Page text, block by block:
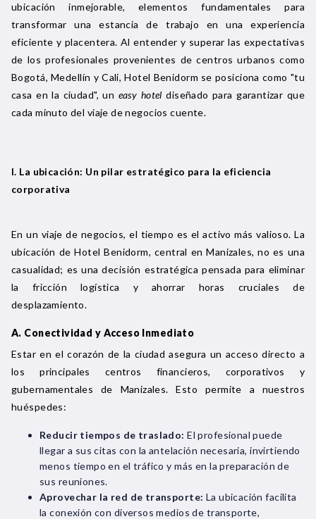
ubicación inmejorable, elementos fundamentales para
transformar una estancia de trabajo en una experiencia
eficiente y placentera. Al entender y superar las expectativas
de los profesionales provenientes de centros urbanos como
Bogotá, Medellín y Cali, Hotel Benidorm se posiciona como "tu
casa en la ciudad", un easy hotel diseñado para garantizar que
cada minuto del viaje de negocios cuente.
I. La ubicación: Un pilar estratégico para la eficiencia
corporativa
En un viaje de negocios, el tiempo es el activo más valioso. La
ubicación de Hotel Benidorm, central en Manizales, no es una
casualidad; es una decisión estratégica pensada para eliminar
la fricción logística y ahorrar horas cruciales de
desplazamiento.
A. Conectividad y Acceso Inmediato
Estar en el corazón de la ciudad asegura un acceso directo a
los principales centros financieros, corporativos y
gubernamentales de Manizales. Esto permite a nuestros
huéspedes:
Reducir tiempos de traslado: El profesional puede
llegar a sus citas con la antelación necesaria, invirtiendo
menos tiempo en el tráfico y más en la preparación de
sus reuniones.
Aprovechar la red de transporte: La ubicación facilita
la conexión con diversos medios de transporte,